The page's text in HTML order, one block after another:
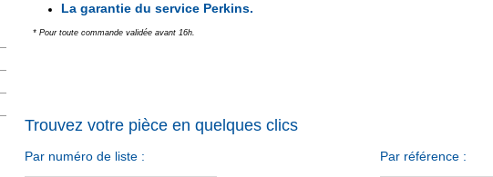
La garantie du service Perkins.
* Pour toute commande validée avant 16h.
Trouvez votre pièce en quelques clics
Par numéro de liste : Par référence :